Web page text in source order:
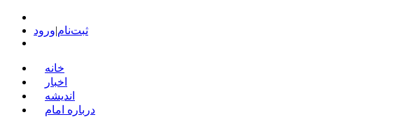
ثبت‌نام|ورود
خانه
اخبار
اندیشه
درباره امام